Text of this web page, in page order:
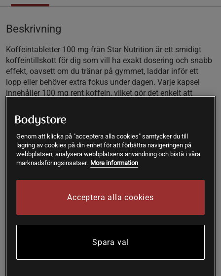
Beskrivning
Koffeintabletter 100 mg från Star Nutrition är ett smidigt
koffeintillskott för dig som vill ha exakt dosering och snabb
effekt, oavsett om du tränar på gymmet, laddar inför ett
lopp eller behöver extra fokus under dagen. Varje kapsel
innehåller 100 mg rent koffein, vilket gör det enkelt att
kan uppstå med kaffe eller energidrycker. Förpackningen
innehåller 90 kapslar och räcker upp till 90 dagar beroende
på dosering.
Den stilrena burken i mörkblått och vitt signalerar kvalitet
och tydlighet, och passar perfekt i träningsväskan eller på
koffeintillskott utan kalorier eller tillsatser. Produkten är
Koffeintabletter är ett enkelt sätt att öka vakenhet,
koncentration och uppmärksamhet när det behövs som
Genom att klicka på "acceptera alla cookies" samtycker du till
lagring av cookies på din enhet för att förbättra navigeringen på
webbplatsen, analysera webbplatsens användning och bistå i våra
marknadsföringsinsatser. More information
Acceptera alla cookies
Spara val